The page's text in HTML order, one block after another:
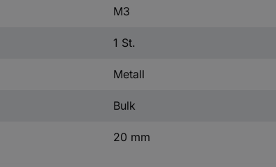
M3
1 St.
Metall
Bulk
20 mm